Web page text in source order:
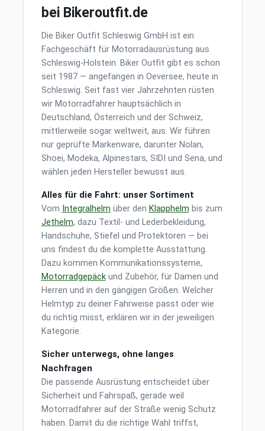
bei Bikeroutfit.de
Die Biker Outfit Schleswig GmbH ist ein
Fachgeschäft für Motorradausrüstung aus
Schleswig-Holstein. Biker Outfit gibt es schon
seit 1987 — angefangen in Oeversee, heute in
Schleswig. Seit fast vier Jahrzehnten rüsten
wir Motorradfahrer hauptsächlich in
Deutschland, Österreich und der Schweiz,
mittlerweile sogar weltweit, aus. Wir führen
nur geprüfte Markenware, darunter Nolan,
Shoei, Modeka, Alpinestars, SIDI und Sena, und
wählen jeden Hersteller bewusst aus.
Alles für die Fahrt: unser Sortiment
Vom Integralhelm über den Klapphelm bis zum
Jethelm, dazu Textil- und Lederbekleidung,
Handschuhe, Stiefel und Protektoren — bei
uns findest du die komplette Ausstattung.
Dazu kommen Kommunikationssysteme,
Motorradgepäckund Zubehör, für Damen und
Herren und in den gängigen Größen. Welcher
Helmtyp zu deiner Fahrweise passt oder wie
du richtig misst, erklären wir in der jeweiligen
Kategorie.
Sicher unterwegs, ohne langes
Nachfragen
Die passende Ausrüstung entscheidet über
Sicherheit und Fahrspaß, gerade weil
Motorradfahrer auf der Straße wenig Schutz
haben. Damit du die richtige Wahl triffst,